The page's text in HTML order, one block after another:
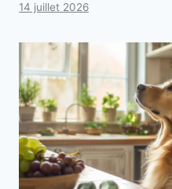
14 juillet 2026